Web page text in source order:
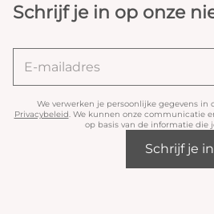
Schrijf je in op onze
We verwerken je persoonlijke gegevens
Privacybeleid. We kunnen onze communicatie
op basis van de informatie die
Schrijf je in